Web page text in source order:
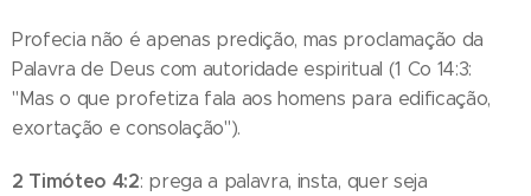
Profecia não é apenas predição, mas proclamação da
Palavra de Deus com autoridade espiritual (1 Co 14:3:
"Mas o que profetiza fala aos homens para edificação,
exortação e consolação").
2 Timóteo 4:2: prega a palavra, insta, quer seja